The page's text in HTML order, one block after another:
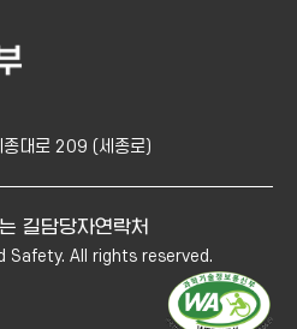
대로 209 (세종로)
길 담당자연락처
All rights reserved.